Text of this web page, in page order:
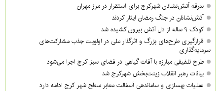
بدرقه آتش‌نشانان شهرکرج برای استقرار در مرز مهران
آتش‌نشانان در جنگ رمضان ایثار کردند
کودک ۹ ساله از دل آتش بیرون کشیده شد
قرارگیری طرح‌های بزرگ و اثرگذار ملی در اولویت‌ جذب مشارکت‌های
سرمایه‌گذاری
طرح تلفیقی مبارزه با آفات گیاهی در فضای سبز کرج اجرا می‌شود
بیانات رهبر انقلاب زینت‌بخش شهرکرج شد
عملیات بهسازی و ساماندهی آسفالت معابر سطح شهر کرج ادامه دارد